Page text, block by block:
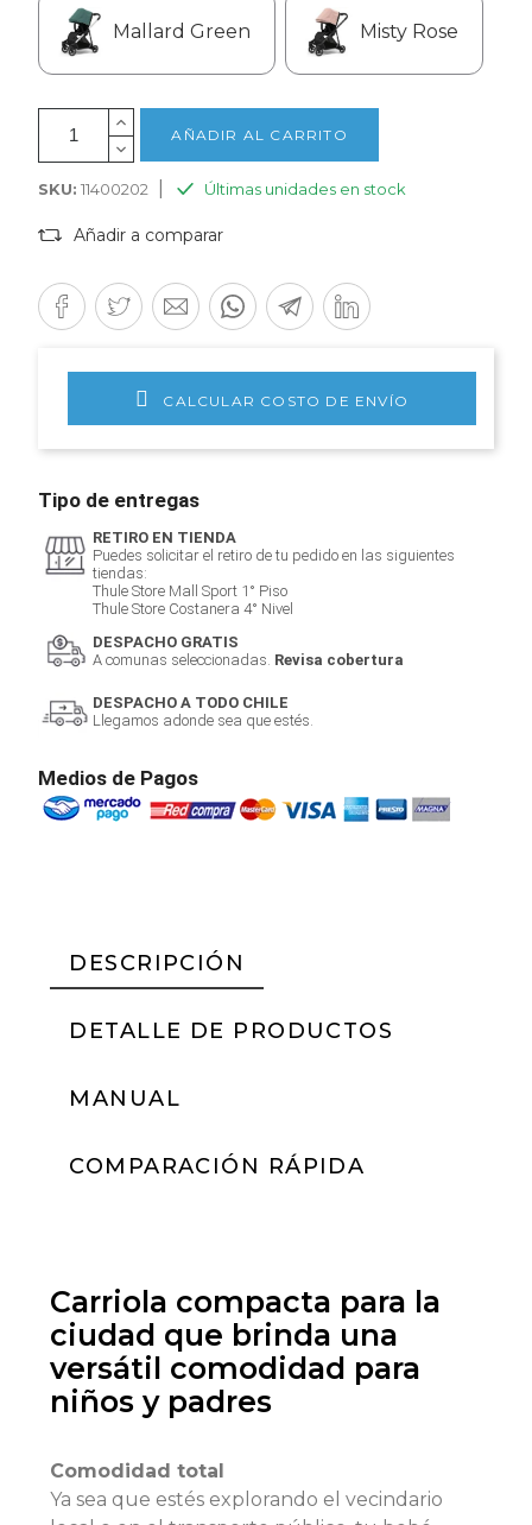
Mallard Green Misty Rose
AÑADIR AL CARRITO
SKU: 11400202 Últimas unidades en stock
Añadir a comparar
CALCULAR COSTO DE ENVÍO
Tipo de entregas
RETIRO EN TIENDA
Puedes solicitar el retiro de tu pedido en las siguientes
tiendas:
Thule Store Mall Sport 1° Piso
Thule Store Costanera 4° Nivel
DESPACHO GRATIS
A comunas seleccionadas. Revisa cobertura
DESPACHO A TODO CHILE
Llegamos adonde sea que estés.
Medios de Pagos
DESCRIPCIÓN
DETALLE DE PRODUCTOS
MANUAL
COMPARACIÓN RÁPIDA
Carriola compacta para la
ciudad que brinda una
versátil comodidad para
niños y padres
Comodidad total
Ya sea que estés explorando el vecindario